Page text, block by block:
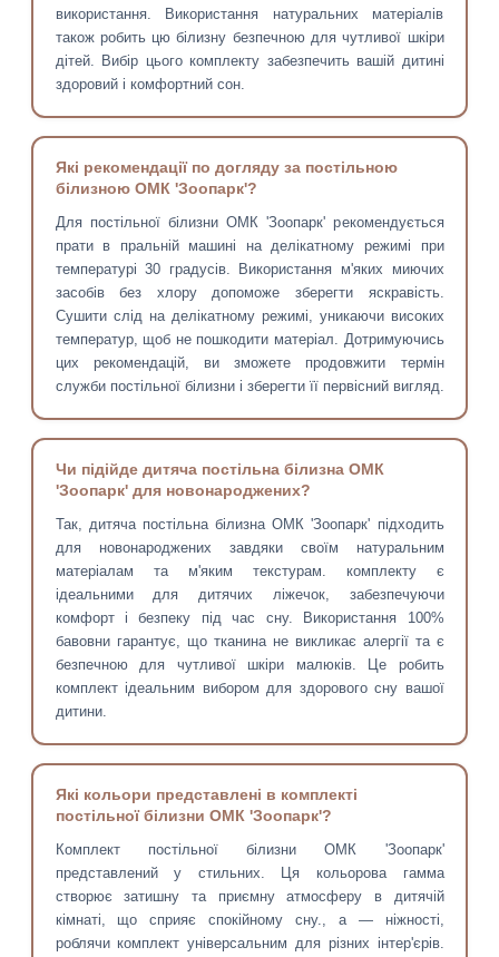
використання. Використання натуральних матеріалів
також робить цю білизну безпечною для чутливої шкіри
дітей. Вибір цього комплекту забезпечить вашій дитині
здоровий і комфортний сон.
Які рекомендації по догляду за постільною
білизною ОМК 'Зоопарк'?
Для постільної білизни ОМК 'Зоопарк' рекомендується
прати в пральній машині на делікатному режимі при
температурі 30 градусів. Використання м'яких миючих
засобів без хлору допоможе зберегти яскравість.
Сушити слід на делікатному режимі, уникаючи високих
температур, щоб не пошкодити матеріал. Дотримуючись
цих рекомендацій, ви зможете продовжити термін
служби постільної білизни і зберегти її первісний вигляд.
Чи підійде дитяча постільна білизна ОМК
'Зоопарк' для новонароджених?
Так, дитяча постільна білизна ОМК 'Зоопарк' підходить
для новонароджених завдяки своїм натуральним
матеріалам та м'яким текстурам. комплекту є
ідеальними для дитячих ліжечок, забезпечуючи
комфорт і безпеку під час сну. Використання 100%
бавовни гарантує, що тканина не викликає алергії та є
безпечною для чутливої шкіри малюків. Це робить
комплект ідеальним вибором для здорового сну вашої
дитини.
Які кольори представлені в комплекті
постільної білизни ОМК 'Зоопарк'?
Комплект постільної білизни ОМК 'Зоопарк'
представлений у стильних. Ця кольорова гамма
створює затишну та приємну атмосферу в дитячій
кімнаті, що сприяє спокійному сну., а — ніжності,
роблячи комплект універсальним для різних інтер'єрів.